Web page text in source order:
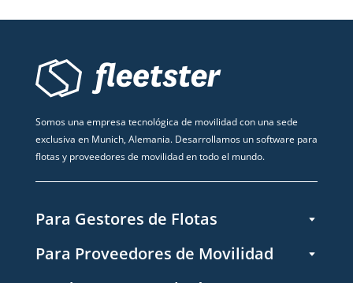
Somos una empresa tecnológica de movilidad con una sede
exclusiva en Munich, Alemania. Desarrollamos un software para
flotas y proveedores de movilidad en todo el mundo.
Para Gestores de Flotas
Para Proveedores de Movilidad